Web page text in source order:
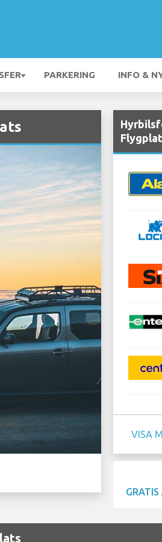
PARKERING INFO &
VISA
GRATIS